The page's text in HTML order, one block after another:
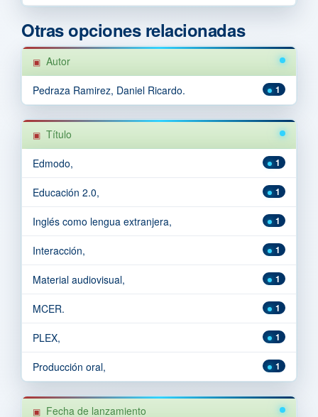
Otras opciones relacionadas
Autor
1
Pedraza Ramirez, Daniel Ricardo.
Título
1
Edmodo,
1
Educación 2.0,
1
Inglés como lengua extranjera,
1
Interacción,
1
Material audiovisual,
1
MCER.
1
PLEX,
1
Producción oral,
Fecha de lanzamiento